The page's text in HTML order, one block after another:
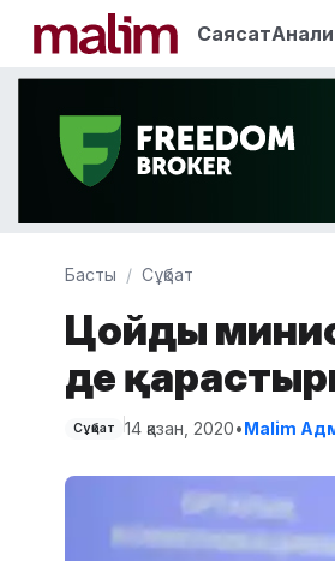
Саясат
Басты Сұқбат
Цойдың
де
Сұқбат 14 қазан, 2020•Malim